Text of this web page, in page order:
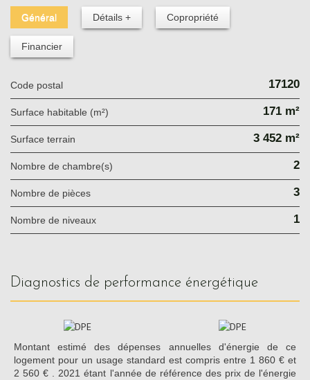
Général Détails + Copropriété
Financier
Code postal 17120
Surface habitable (m²) 171 m²
surface terrain 3 452 m²
Nombre de chambre(s) 2
Nombre de pièces 3
Nombre de niveaux 1
diagnostics de performance énergétique
Montant estimé des dépenses annuelles d'énergie de ce
logement pour un usage standard est compris entre 1 860 € et
2 560 € . 2021 étant l'année de référence des prix de l'énergie